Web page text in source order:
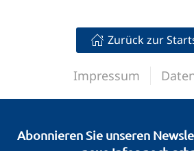
Zurück zur
Impressum
Abonnieren Sie unseren